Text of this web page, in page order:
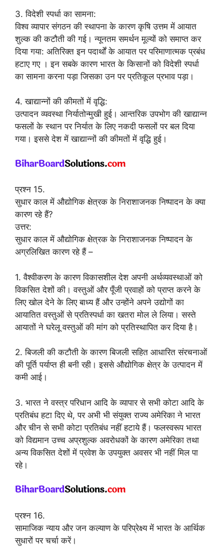
3. विदेशी स्पर्धा का सामना:
विश्व व्यापार संगठन की स्थापना के कारण कृषि उत्तम में आयात
शुल्क की कटौती की गई। न्यूनतम समर्थन मूल्यों को समाप्त कर
दिया गया: अतिरिक्त इन पदार्थों के आयात पर परिमाणात्मक प्रबंध
हटाए गए । इन सबके कारण भारत के किसानों को विदेशी स्पर्धा
का सामना करना पड़ा जिसका उन पर प्रतिकूल प्रभाव पड़ा।
4. खाद्यान्नों की कीमतों में वृद्धि:
उत्पादन व्यवस्था निर्यातोन्मुखी हुई। आन्तरिक उपभोग की खाद्यान्न
फसलों के स्थान पर निर्यात के लिए नकदी फसलों पर बल दिया
गया। इससे देश में खाद्यान्नों की कीमतों में वृद्धि हुई।
प्रश्न 15.
सुधार काल में औद्योगिक क्षेत्रक के निराशाजनक निष्पादन के क्या
कारण रहे हैं?
उत्तर:
सुधार काल में औद्योगिक क्षेत्रक के निराशाजनक निष्पादन के
अग्रलिखित कारण रहे हैं –
1. वैश्वीकरण के कारण विकासशील देश अपनी अर्थव्यवस्थाओं को
विकसित देशों की। वस्तुओं और पूँजी प्रवाहों को प्राप्त करने के
लिए खोल देने के लिए बाध्य हैं और उन्होंने अपने उद्योगों का
आयातित वस्तुओं से प्रतिस्पर्धा का खतरा मोल ले लिया। सस्ते
आयातों ने घरेलू वस्तुओं की मांग को प्रतिस्थापित कर दिया है।
2. बिजली की कटौती के कारण बिजली सहित आधारित संरचनाओं
की पूर्ति पर्याप्त ही बनी रही। इससे औद्योगिक क्षेत्र के उत्पादन में
कमी आई।
3. भारत ने वस्त्र परिधान आदि के व्यापार से सभी कोटा आदि के
प्रतिबंध हटा दिए थे, पर अभी भी संयुक्त राज्य अमेरिका ने भारत
और चीन से सभी कोटा प्रतिबंध नहीं हटाये हैं। फलस्वरूप भारत
को विद्यमान उच्च अप्रशुल्क अवरोधकों के कारण अमेरिका तथा
अन्य विकसित देशों में प्रवेश के उपयुक्त अवसर भी नहीं मिल पा
रहे।
प्रश्न 16.
सामाजिक न्याय और जन कल्याण के परिप्रेक्ष्य में भारत के आर्थिक
सुधारों पर चर्चा करें।